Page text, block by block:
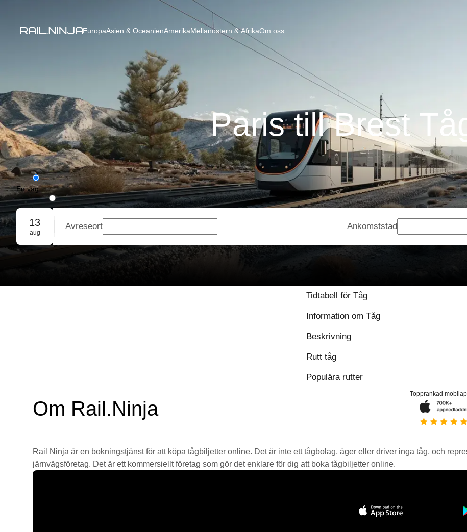
EuropaAsien & OceanienAmerikaMellanöstern & AfrikaOm oss
Paris till Brest
En väg
Rundresa
Gruppbokning
13
aug
Avreseort Ankomststad
Tidtabell för Tåg
Information om Tåg
Beskrivning
Rutt tåg
Populära rutter
Om Rail.Ninja
Topprankad
Rail Ninja är en bokningstjänst för att köpa tågbiljetter online. Det är inte ett tågbolag, äger eller driver inga tåg, och
järnvägsföretag. Det är ett kommersiellt företag som gör det enklare för dig att boka tågbiljetter online.
9.5 / 10 baserat på 1